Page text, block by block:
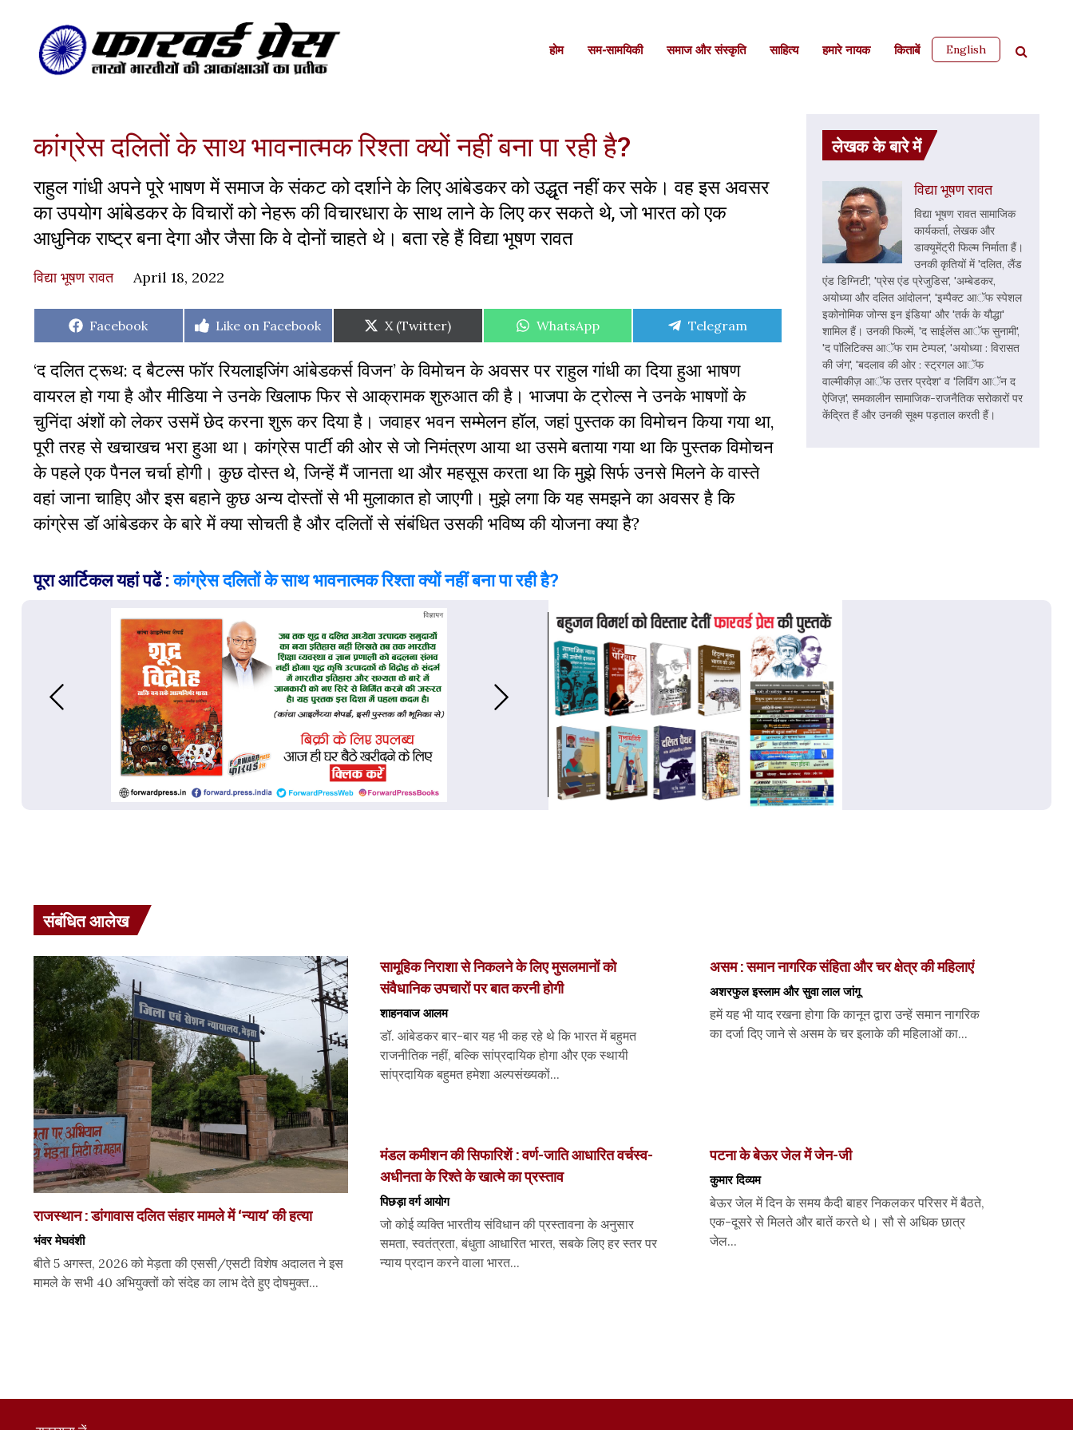
होम सम-सामयिकी समाज और संस्कृति साहित्‍य हमारे नायक किताबें English
कांग्रेस दलितों के साथ भावनात्मक रिश्ता क्यों नहीं बना पा रही है?
राहुल गांधी अपने पूरे भाषण में समाज के संकट को दर्शाने के लिए आंबेडकर को उद्धृत नहीं कर सके। वह इस अवसर
का उपयोग आंबेडकर के विचारों को नेहरू की विचारधारा के साथ लाने के लिए कर सकते थे, जो भारत को एक
आधुनिक राष्ट्र बना देगा और जैसा कि वे दोनों चाहते थे। बता रहे हैं विद्या भूषण रावत
विद्या भूषण रावत April 18, 2022
Share
Facebook
Share
Like on Facebook
Share
on
X (Twitter)
Share
WhatsApp
Share
Telegram
‘द दलित ट्रूथ: द बैटल्स फॉर रियलाइजिंग आंबेडकर्स विजन’ के विमोचन के अवसर पर राहुल गांधी का दिया हुआ भाषण
वायरल हो गया है और मीडिया ने उनके खिलाफ फिर से आक्रामक शुरुआत की है। भाजपा के ट्रोल्स ने उनके भाषणों के
चुनिंदा अंशों को लेकर उसमें छेद करना शुरू कर दिया है। जवाहर भवन सम्मेलन हॉल, जहां पुस्तक का विमोचन किया गया था,
पूरी तरह से खचाखच भरा हुआ था। कांग्रेस पार्टी की ओर से जो निमंत्रण आया था उसमे बताया गया था कि पुस्तक विमोचन
के पहले एक पैनल चर्चा होगी। कुछ दोस्त थे, जिन्हें मैं जानता था और महसूस करता था कि मुझे सिर्फ उनसे मिलने के वास्ते
वहां जाना चाहिए और इस बहाने कुछ अन्य दोस्तों से भी मुलाकात हो जाएगी। मुझे लगा कि यह समझने का अवसर है कि
कांग्रेस डॉ आंबेडकर के बारे में क्या सोचती है और दलितों से संबंधित उसकी भविष्य की योजना क्या है?
पूरा आर्टिकल यहां पढें :कांग्रेस दलितों के साथ भावनात्मक रिश्ता क्यों नहीं बना पा रही है?
लेखक के बारे में
विद्या भूषण रावत
विद्या भूषण रावत सामाजिक
कार्यकर्ता, लेखक और
डाक्यूमेंट्री फिल्म निर्माता हैं।
उनकी कृतियों में 'दलित, लैंड
एंड डिग्निटी', 'प्रेस एंड प्रेजुडिस', 'अम्बेडकर,
अयोध्या और दलित आंदोलन', 'इम्पैक्ट आॅफ स्पेशल
इकोनोमिक जोन्स इन इंडिया' और 'तर्क के यौद्धा'
शामिल हैं। उनकी फिल्में, 'द साईलेंस आॅफ सुनामी',
'द पाॅलिटिक्स आॅफ राम टेम्पल', 'अयोध्या : विरासत
की जंग', 'बदलाव की ओर : स्ट्रगल आॅफ
वाल्मीकीज़ आॅफ उत्तर प्रदेश' व 'लिविंग आॅन द
ऐजिज़', समकालीन सामाजिक-राजनैतिक सरोकारों पर
केंद्रित हैं और उनकी सूक्ष्म पड़ताल करती हैं।
संबंधित आलेख
राजस्थान : डांगावास दलित संहार मामले में ‘न्याय’ की हत्या
भंवर मेघवंशी
बीते 5 अगस्त, 2026 को मेड़ता की एससी/एसटी विशेष अदालत ने इस
मामले के सभी 40 अभियुक्तों को संदेह का लाभ देते हुए दोषमुक्त...
सामूहिक निराशा से निकलने के लिए मुसलमानों को
संवैधानिक उपचारों पर बात करनी होगी
शाहनवाज आलम
डॉ. आंबेडकर बार-बार यह भी कह रहे थे कि भारत में बहुमत
राजनीतिक नहीं, बल्कि सांप्रदायिक होगा और एक स्थायी
सांप्रदायिक बहुमत हमेशा अल्पसंख्यकों...
असम : समान नागरिक संहिता और चर क्षेत्र की महिलाएं
अशरफुल इस्लाम और सुवा लाल जांगू
हमें यह भी याद रखना होगा कि कानून द्वारा उन्हें समान नागरिक
का दर्जा दिए जाने से असम के चर इलाके की महिलाओं का...
मंडल कमीशन की सिफारिशें : वर्ण-जाति आधारित वर्चस्व-
अधीनता के रिश्ते के खात्मे का प्रस्ताव
पिछड़ा वर्ग आयोग
जो कोई व्यक्ति भारतीय संविधान की प्रस्तावना के अनुसार
समता, स्वतंत्रता, बंधुता आधारित भारत, सबके लिए हर स्तर पर
न्याय प्रदान करने वाला भारत...
पटना के बेऊर जेल में जेन-जी
कुमार दिव्यम
बेऊर जेल में दिन के समय कैदी बाहर निकलकर परिसर में बैठते,
एक-दूसरे से मिलते और बातें करते थे। सौ से अधिक छात्र
जेल...